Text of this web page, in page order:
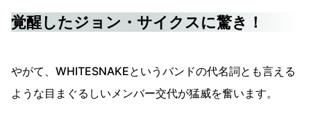
覚醒したジョン・サイクスに驚き！
やがて、WHITESNAKEというバンドの代名詞とも言える
ような目まぐるしいメンバー交代が猛威を奮います。